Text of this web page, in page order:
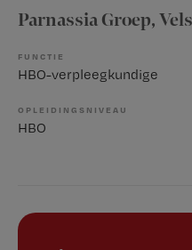
Parnassia Groep,
FUNCTIE
HBO-verpleegkundige
OPLEIDINGSNIVEAU
HBO